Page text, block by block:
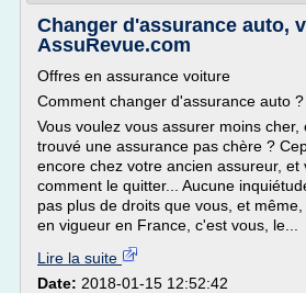
Changer d'assurance auto,
AssuRevue.com
Offres en assurance voiture
Comment changer d'assurance auto ?
Vous voulez vous assurer moins
trouvé une assurance pas chère ?
encore chez votre ancien assureur, et
comment le quitter... Aucune
pas plus de droits que vous, et
en vigueur en France, c'est vous, le...
Lire la suite
Date: 2018-01-15 12:52:42